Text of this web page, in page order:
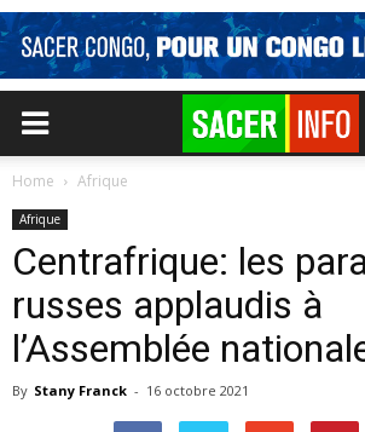
Home Afrique
Afrique
Centrafrique: les
russes applaudis à
l’Assemblée
By Stany Franck - 16 octobre 2021